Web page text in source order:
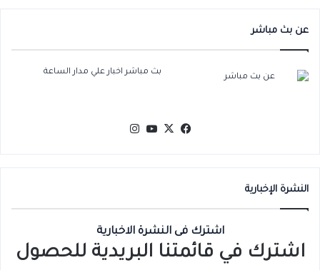
عن بث مباشر
بث مباشر اخبار علي مدار الساعة
فيسبوك
‫X
‫YouTube
النشرة الإخبارية
اشترك فى النشرة الاخبارية
اشترك في قائمتنا البريدية للحصول